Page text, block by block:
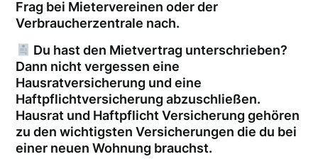
Frag bei Mietervereinen oder der
Verbraucherzentrale nach.
Du hast den Mietvertrag unterschrieben?
Dann nicht vergessen eine
Hausratversicherung und eine
Haftpflichtversicherung abzuschließen.
Hausrat und Haftpflicht Versicherung gehören
zu den wichtigsten Versicherungen die du bei
einer neuen Wohnung brauchst.